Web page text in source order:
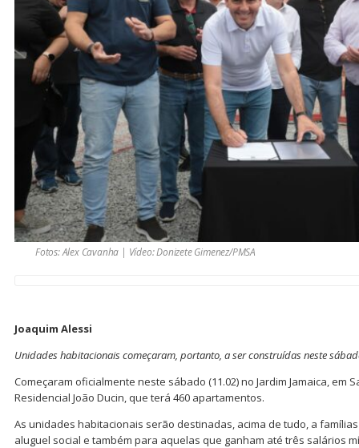
Fotos: Alex Cavanha | Vídeo: Donizete Gimenez/PMSA
Joaquim Alessi
Unidades habitacionais começaram, portanto, a ser construídas neste
Começaram oficialmente neste sábado (11.02) no Jardim Jamaica, em
Residencial João Ducin, que terá 460 apartamentos.
As unidades habitacionais serão destinadas, acima de tudo, a
aluguel social e também para aquelas que ganham até três salários